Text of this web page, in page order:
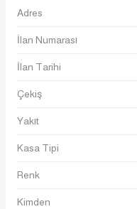
Adres
İlan Numarası
İlan Tarihi
Çekiş
Yakıt
Kasa Tipi
Renk
Kimden